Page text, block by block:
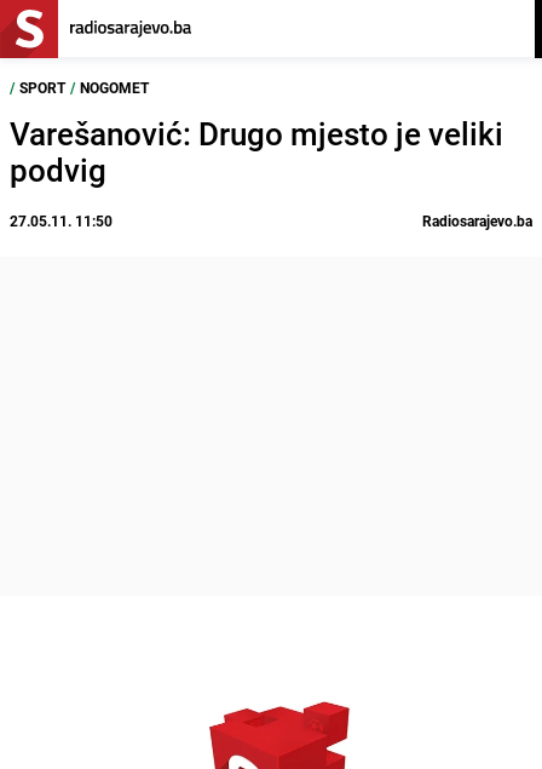
/ SPORT / NOGOMET
Varešanović: Drugo mjesto je veliki
podvig
27.05.11. 11:50 Radiosarajevo.ba